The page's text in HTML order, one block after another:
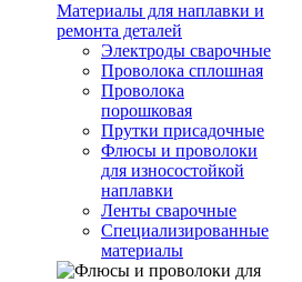
Материалы для наплавки и
ремонта деталей
Электроды сварочные
Проволока сплошная
Проволока
порошковая
Прутки присадочные
Флюсы и проволоки
для износостойкой
наплавки
Ленты сварочные
Специализированные
материалы